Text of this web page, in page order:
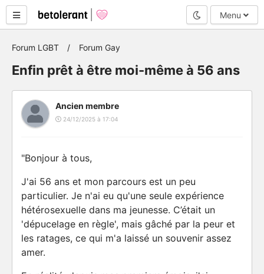
Mode nuit
Menu
Forum LGBT Forum Gay
Enfin prêt à être moi-même à 56 ans
Ancien membre
24/12/2025 à 17:04
"Bonjour à tous,
J'ai 56 ans et mon parcours est un peu
particulier. Je n'ai eu qu'une seule expérience
hétérosexuelle dans ma jeunesse. C’était un
'dépucelage en règle', mais gâché par la peur et
les ratages, ce qui m'a laissé un souvenir assez
amer.